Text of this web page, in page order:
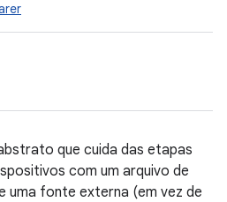
que cuida das etapas
com um arquivo de
uma fonte externa (em vez de